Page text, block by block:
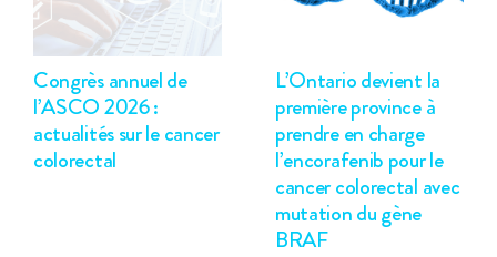
Congrès annuel de
l’ASCO 2026 :
actualités sur le cancer
colorectal
L’Ontario devient la
première province à
prendre en charge
l’encorafenib pour le
cancer colorectal avec
mutation du gène
BRAF